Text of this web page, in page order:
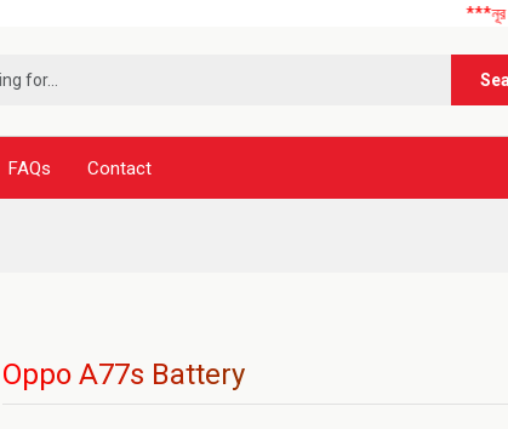
***নূর টেলিকম এ
FAQs Contact
Oppo A77s Battery